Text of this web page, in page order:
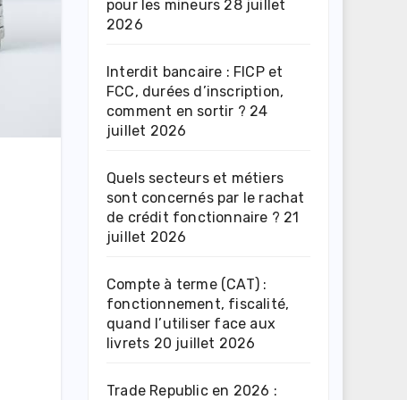
pour les mineurs 28 juillet
2026
Interdit bancaire : FICP et
FCC, durées d’inscription,
comment en sortir ? 24
juillet 2026
Quels secteurs et métiers
sont concernés par le rachat
de crédit fonctionnaire ? 21
juillet 2026
Compte à terme (CAT) :
fonctionnement, fiscalité,
quand l’utiliser face aux
livrets 20 juillet 2026
Trade Republic en 2026 :